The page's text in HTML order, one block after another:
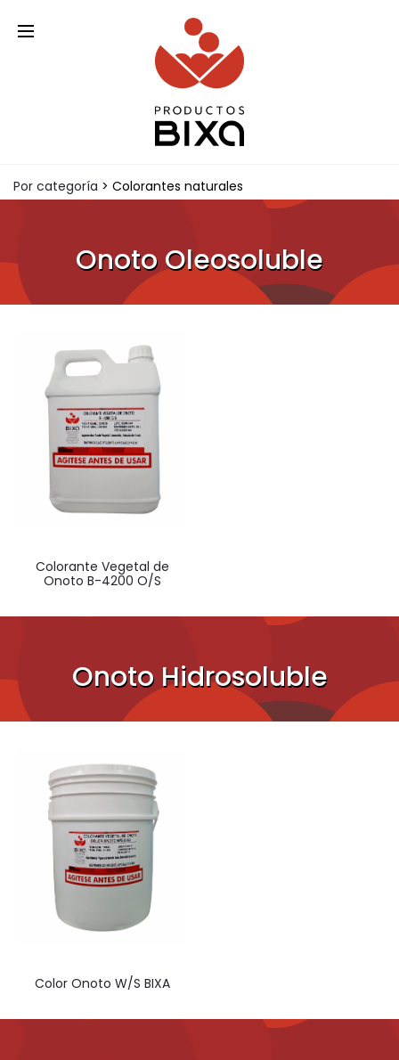
Materia prima para la industria alimentaria
Por categoría > Colorantes naturales
Onoto Oleosoluble
Colorante Vegetal de
Onoto B-4200 O/S
Onoto Hidrosoluble
Color Onoto W/S BIXA